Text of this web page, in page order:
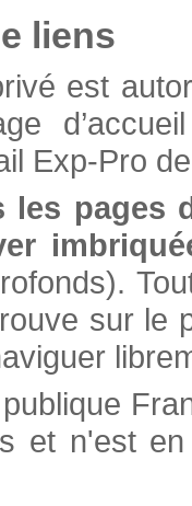
liens
est
Exp-Pro
les pages
sur
et n'est